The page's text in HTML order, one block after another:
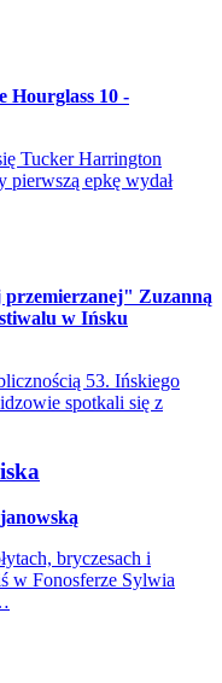
10 -
Tucker Harrington
epkę wydał
Zuzanną
w Ińsku
53. Ińskiego
spotkali się z
bryczesach i
w Fonosferze Sylwia